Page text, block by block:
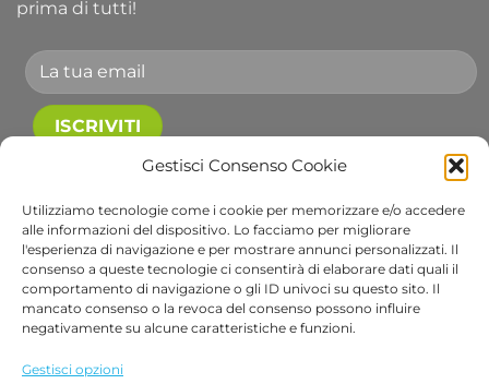
Gestisci Consenso Cookie
Utilizziamo tecnologie come i cookie per memorizzare e/o accedere
alle informazioni del dispositivo. Lo facciamo per migliorare
l'esperienza di navigazione e per mostrare annunci personalizzati. Il
consenso a queste tecnologie ci consentirà di elaborare dati quali il
comportamento di navigazione o gli ID univoci su questo sito. Il
mancato consenso o la revoca del consenso possono influire
negativamente su alcune caratteristiche e funzioni.
Gestisci opzioni
prima di tutti!
Accetto le condizioni generali e di ricevere le
Alternative:
Visa PayPal Stripe MasterCard
Cash
On
Apple
Via B. Cellini 7, 36061, Bassano del Grappa VI